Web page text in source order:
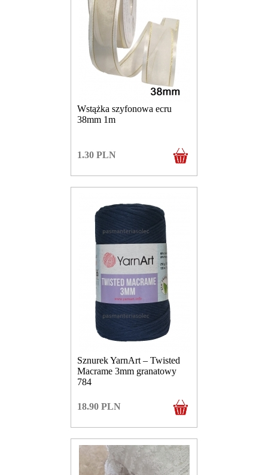
Wstążka szyfonowa ecru
38mm 1m
1.30 PLN
Sznurek YarnArt – Twisted
Macrame 3mm granatowy
784
18.90 PLN